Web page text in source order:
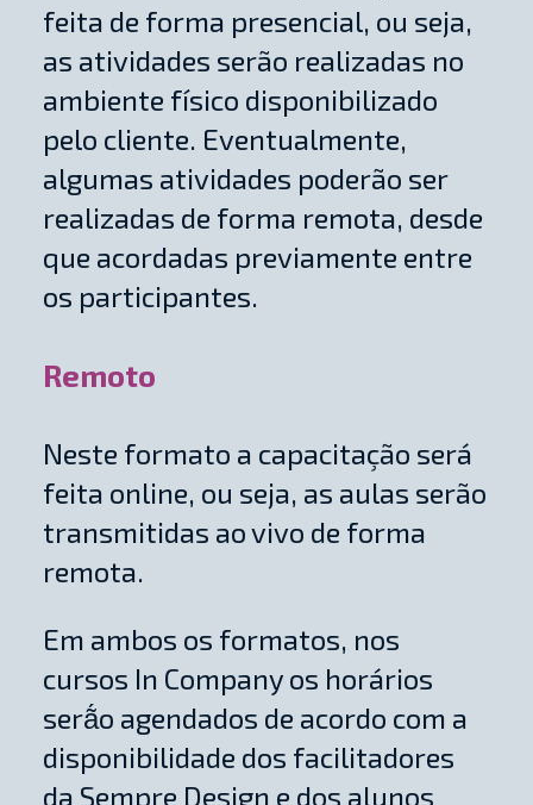
feita de forma presencial, ou seja,
as atividades serão realizadas no
ambiente físico disponibilizado
pelo cliente. Eventualmente,
algumas atividades poderão ser
realizadas de forma remota, desde
que acordadas previamente entre
os participantes.
Remoto
Neste formato a capacitação será
feita online, ou seja, as aulas serão
transmitidas ao vivo de forma
remota.
Em ambos os formatos, nos
cursos In Company os horários
serã́o agendados de acordo com a
disponibilidade dos facilitadores
da Sempre Design e dos alunos